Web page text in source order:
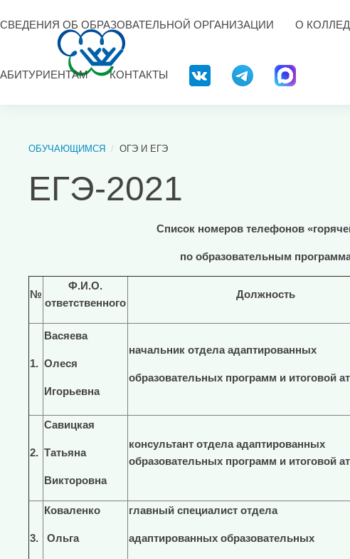
СВЕДЕНИЯ ОБ ОБРАЗОВАТЕЛЬНОЙ ОРГАНИЗАЦИИ О
АБИТУРИЕНТАМ КОНТАКТЫ
ОБУЧАЮЩИМСЯ ОГЭ И ЕГЭ
ЕГЭ-2021
Список номеров телефонов
по образовательным
№
Ф.И.О.
ответственного
Должность
1.
Васяева
Олеся
Игорьевна
начальник отдела адаптированных
образовательных программ и итоговой
2.
Савицкая
Татьяна
Викторовна
консультант отдела адаптированных
образовательных программ и итоговой
3.
Коваленко
Ольга
главный специалист отдела
адаптированных образовательных